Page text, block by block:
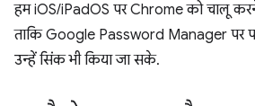
हम iOS/iPadOS पर Chrome को चालू
ताकि Google Password Manager पर
उन्हें सिंक भी किया जा सके.